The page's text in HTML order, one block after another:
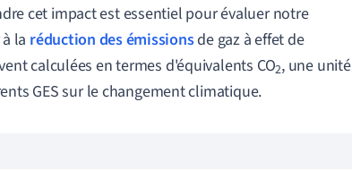
cet impact est essentiel pour évaluer notre
la réduction des émissionsde gaz à effet de
calculées en termes d'équivalents CO2, une unité
GES sur le changement climatique.